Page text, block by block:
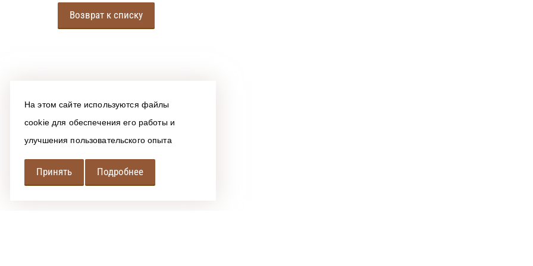
На этом сайте используются файлы
cookie для обеспечения его работы и
улучшения пользовательского опыта
Принять Подробнее
Возврат к списку